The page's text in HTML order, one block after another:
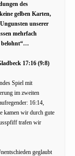
des
gelben Karten,
unserer
mehrfach
belohnt“…
17:16 (9:8)
Spiel mit
im zweiten
16:14,
kamen wir durch gute
trafen wir
geglaubt